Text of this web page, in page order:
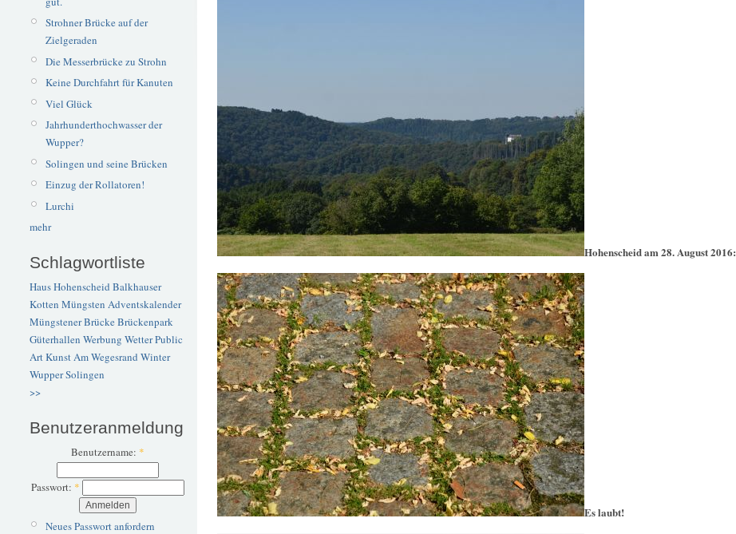
Strohner Brücke auf der
Zielgeraden
Die Messerbrücke zu Strohn
Keine Durchfahrt für Kanuten
Viel Glück
Jahrhunderthochwasser der
Wupper?
Solingen und seine Brücken
Einzug der Rollatoren!
Lurchi
mehr
Schlagwortliste
Haus Hohenscheid Balkhauser
Kotten Müngsten Adventskalender
Müngstener BrückeBrückenpark
Güterhallen Werbung WetterPublic
ArtKunstAm Wegesrand Winter
WupperSolingen
>>
Benutzeranmeldung
Benutzername: *
Passwort: *
Neues Passwort anfordern
Hohenscheid am 28. August 2016:
Es laubt!